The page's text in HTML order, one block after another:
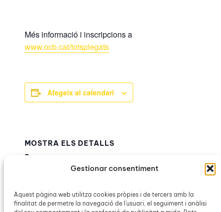
Gestionar consentiment
Aquest pàgina web utilitza cookies pròpies i de tercers amb la
finalitat de permetre la navegació de l'usuari, el seguiment i anàlisi
Més informació i inscripcions a
www.ocb.cat/totsplegats
Afegeix al calendari
MOSTRA ELS DETALLS
Data:
9:15h – 10:15h
Categoria d’Esdeveniment: